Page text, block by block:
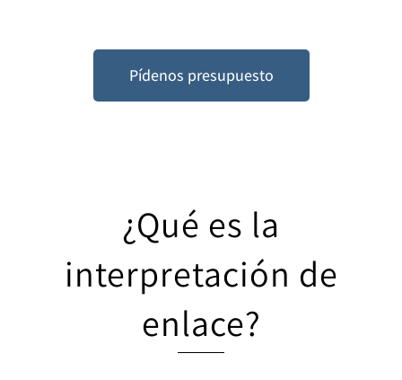
Pídenos presupuesto
¿Qué es la
interpretación de
enlace?